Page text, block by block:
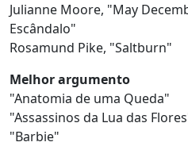
Julianne Moore, "May
Escândalo"
Rosamund Pike, "Saltburn"
Melhor argumento
"Anatomia de uma Queda"
"Assassinos da Lua das
"Barbie"